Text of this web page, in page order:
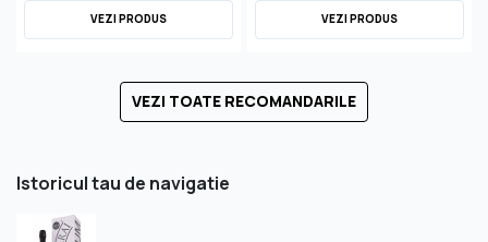
VEZI PRODUS VEZI PRODUS
VEZI TOATE RECOMANDARILE
Istoricul tau de navigatie